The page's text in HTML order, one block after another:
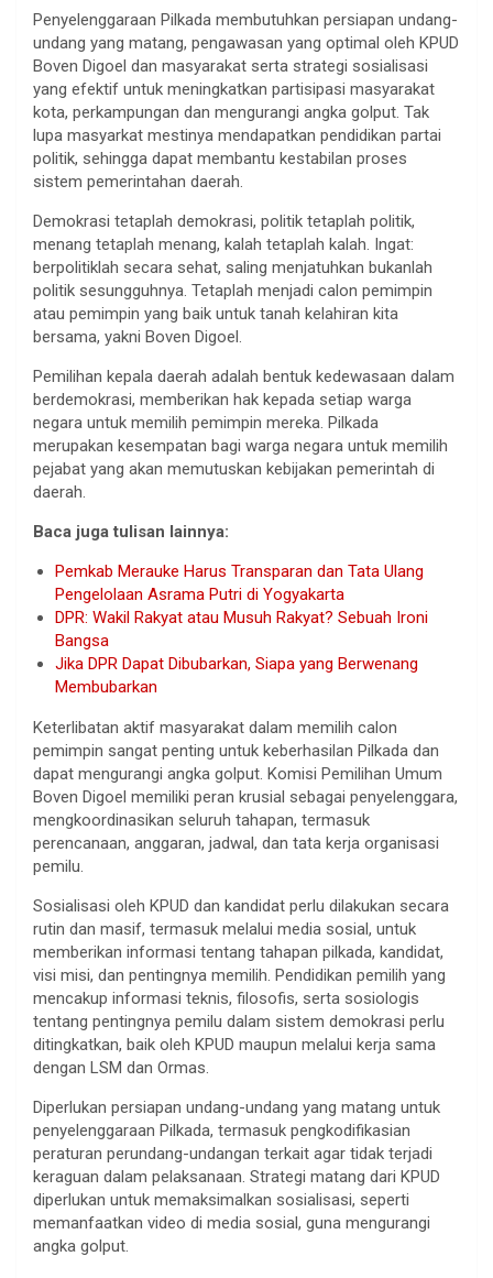
Penyelenggaraan Pilkada membutuhkan persiapan undang-
undang yang matang, pengawasan yang optimal oleh KPUD
Boven Digoel dan masyarakat serta strategi sosialisasi
yang efektif untuk meningkatkan partisipasi masyarakat
kota, perkampungan dan mengurangi angka golput. Tak
lupa masyarkat mestinya mendapatkan pendidikan partai
politik, sehingga dapat membantu kestabilan proses
sistem pemerintahan daerah.
Demokrasi tetaplah demokrasi, politik tetaplah politik,
menang tetaplah menang, kalah tetaplah kalah. Ingat:
berpolitiklah secara sehat, saling menjatuhkan bukanlah
politik sesungguhnya. Tetaplah menjadi calon pemimpin
atau pemimpin yang baik untuk tanah kelahiran kita
bersama, yakni Boven Digoel.
Pemilihan kepala daerah adalah bentuk kedewasaan dalam
berdemokrasi, memberikan hak kepada setiap warga
negara untuk memilih pemimpin mereka. Pilkada
merupakan kesempatan bagi warga negara untuk memilih
pejabat yang akan memutuskan kebijakan pemerintah di
daerah.
Baca juga tulisan lainnya:
Pemkab Merauke Harus Transparan dan Tata Ulang
Pengelolaan Asrama Putri di Yogyakarta
DPR: Wakil Rakyat atau Musuh Rakyat? Sebuah Ironi
Bangsa
Jika DPR Dapat Dibubarkan, Siapa yang Berwenang
Membubarkan
Keterlibatan aktif masyarakat dalam memilih calon
pemimpin sangat penting untuk keberhasilan Pilkada dan
dapat mengurangi angka golput. Komisi Pemilihan Umum
Boven Digoel memiliki peran krusial sebagai penyelenggara,
mengkoordinasikan seluruh tahapan, termasuk
perencanaan, anggaran, jadwal, dan tata kerja organisasi
pemilu.
Sosialisasi oleh KPUD dan kandidat perlu dilakukan secara
rutin dan masif, termasuk melalui media sosial, untuk
memberikan informasi tentang tahapan pilkada, kandidat,
visi misi, dan pentingnya memilih. Pendidikan pemilih yang
mencakup informasi teknis, filosofis, serta sosiologis
tentang pentingnya pemilu dalam sistem demokrasi perlu
ditingkatkan, baik oleh KPUD maupun melalui kerja sama
dengan LSM dan Ormas.
Diperlukan persiapan undang-undang yang matang untuk
penyelenggaraan Pilkada, termasuk pengkodifikasian
peraturan perundang-undangan terkait agar tidak terjadi
keraguan dalam pelaksanaan. Strategi matang dari KPUD
diperlukan untuk memaksimalkan sosialisasi, seperti
memanfaatkan video di media sosial, guna mengurangi
angka golput.